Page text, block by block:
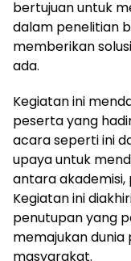
bertujuan untuk
dalam penelitian
memberikan
ada.
Kegiatan ini
peserta yang
acara seperti ini
upaya untuk
antara
Kegiatan ini
penutupan yang
memajukan
masyarakat.